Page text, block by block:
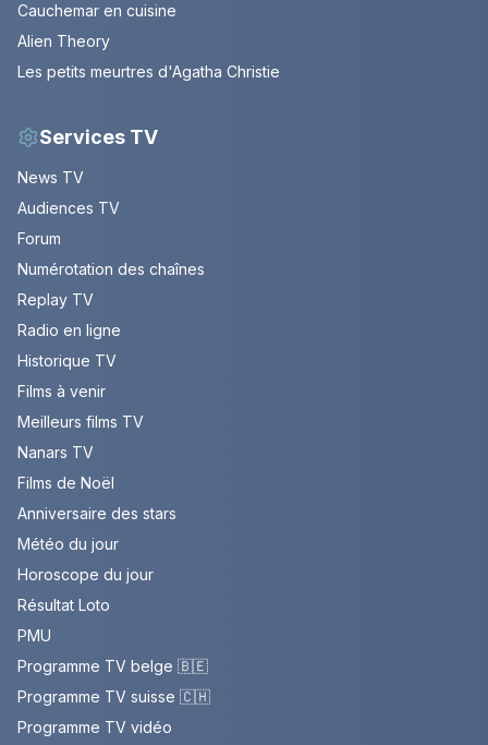
Cauchemar en cuisine
Alien Theory
Les petits meurtres d'Agatha Christie
Services TV
News TV
Audiences TV
Forum
Numérotation des chaînes
Replay TV
Radio en ligne
Historique TV
Films à venir
Meilleurs films TV
Nanars TV
Films de Noël
Anniversaire des stars
Météo du jour
Horoscope du jour
Résultat Loto
PMU
Programme TV belge 🇧🇪
Programme TV suisse 🇨🇭
Programme TV vidéo